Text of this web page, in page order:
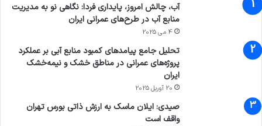
آب، چالش امروز، پایداری فردا: نگاهی نو به مدیریت
منابع آب در طرح‌های عمرانی ایران
4 می 2025
تحلیل جامع پیامدهای کمبود منابع آبی بر عملکرد
پروژه‌های عمرانی در مناطق خشک و نیمه‌خشک
ایران
20 آوریل 2025
صیدی: ایلان ماسک به ارزش ذاتی بورس تهران
واقف است